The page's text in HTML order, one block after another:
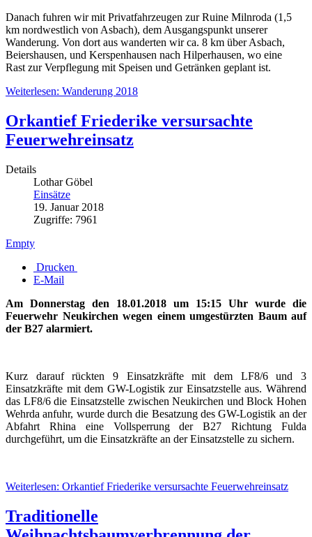
Danach fuhren wir mit Privatfahrzeugen zur Ruine Milnroda (1,5
km nordwestlich von Asbach), dem Ausgangspunkt unserer
Wanderung. Von dort aus wanderten wir ca. 8 km über Asbach,
Beiershausen, und Kerspenhausen nach Hilperhausen, wo eine
Rast zur Verpflegung mit Speisen und Getränken geplant ist.
Weiterlesen: Wanderung 2018
Orkantief Friederike versursachte
Feuerwehreinsatz
Details
Lothar Göbel
Einsätze
19. Januar 2018
Zugriffe: 7961
Empty
Drucken
E-Mail
Am Donnerstag den 18.01.2018 um 15:15 Uhr wurde die
Feuerwehr Neukirchen wegen einem umgestürzten Baum auf
der B27 alarmiert.
Kurz darauf rückten 9 Einsatzkräfte mit dem LF8/6 und 3
Einsatzkräfte mit dem GW-Logistik zur Einsatzstelle aus. Während
das LF8/6 die Einsatzstelle zwischen Neukirchen und Block Hohen
Wehrda anfuhr, wurde durch die Besatzung des GW-Logistik an der
Abfahrt Rhina eine Vollsperrung der B27 Richtung Fulda
durchgeführt, um die Einsatzkräfte an der Einsatzstelle zu sichern.
Weiterlesen: Orkantief Friederike versursachte Feuerwehreinsatz
Traditionelle